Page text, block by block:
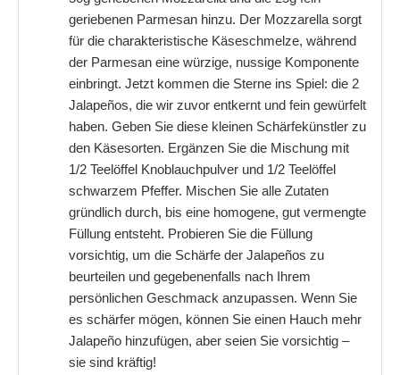
geriebenen Parmesan hinzu. Der Mozzarella sorgt
für die charakteristische Käseschmelze, während
der Parmesan eine würzige, nussige Komponente
einbringt. Jetzt kommen die Sterne ins Spiel: die 2
Jalapeños, die wir zuvor entkernt und fein gewürfelt
haben. Geben Sie diese kleinen Schärfekünstler zu
den Käsesorten. Ergänzen Sie die Mischung mit
1/2 Teelöffel Knoblauchpulver und 1/2 Teelöffel
schwarzem Pfeffer. Mischen Sie alle Zutaten
gründlich durch, bis eine homogene, gut vermengte
Füllung entsteht. Probieren Sie die Füllung
vorsichtig, um die Schärfe der Jalapeños zu
beurteilen und gegebenenfalls nach Ihrem
persönlichen Geschmack anzupassen. Wenn Sie
es schärfer mögen, können Sie einen Hauch mehr
Jalapeño hinzufügen, aber seien Sie vorsichtig –
sie sind kräftig!